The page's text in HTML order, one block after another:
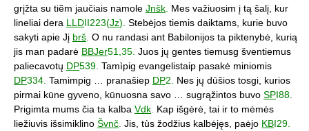
grįžta su tiẽm jaučiais namole Jnšk Mes važiuosim į tą šalį, kur
lineliai dera LLDII223(Jz). Stebėjos tiemis daiktams, kurie buvo
sakyti apie Jį brš O nu randasi ant Babilonijos ta piktenybė, kurią
jis man padarė BBJer51,35. Juos jų gentes tiemusg šventiemus
paliecavotų DP539. Tamìpig evangelistaip pasakė miniomis
DP334. Tamimpig … pranašiep DP2.
Nes jų dūšios tosgi, kurios
pirmai kūne gyveno, kūnuosna savo … sugrąžintos buvo SPI88.
Prigimta mums čia ta kalba Vdk Kap išgėrė, tai ir to mėmės
liežiuvis išsimiklino Švnč Jis, tùs žodžius kalbėjęs, paėjo KBI29.